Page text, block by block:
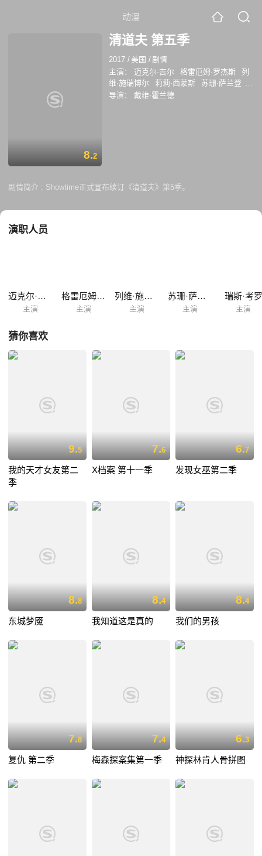
动漫
8.2
清道夫 第五季
2017 / 美国 /剧情
主演：
迈克尔·吉尔 格雷厄姆·罗杰斯
列
维·施瑞博尔
莉莉·西蒙斯
苏珊·萨兰登
瑞斯·考罗
阿迪纳·波特
导演： 戴维·霍兰德
剧情简介 : Showtime正式宣布续订《清道夫》第5季。
演职人员
迈克尔·吉尔
主演
格雷厄姆·罗杰斯
主演
列维·施瑞博尔
主演
苏珊·萨兰登
主演
瑞斯·考罗
主演
猜你喜欢
9.5
我的天才女友第二
季
7.6
X档案 第十一季
6.7
发现女巫第二季
8.8
东城梦魇
8.4
我知道这是真的
8.4
我们的男孩
7.8
复仇 第二季
7.4
梅森探案集第一季
6.3
神探林肯人骨拼图